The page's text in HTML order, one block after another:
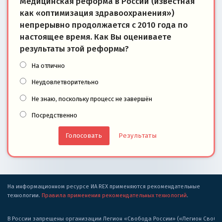
как «оптимизация здравоохранения»)
непрерывно продолжается с 2010 года по
настоящее время. Как Вы оцениваете
результаты этой реформы?
На отлично
Неудовлетворительно
Не знаю, поскольку процесс не завершён
Посредственно
Результаты
На информационном ресурсе ИА REX применяются рекомендательные
технологии. Правила применения рекомендательных технологий.
В России запрещены организации Легион «Свобода России» («Легион